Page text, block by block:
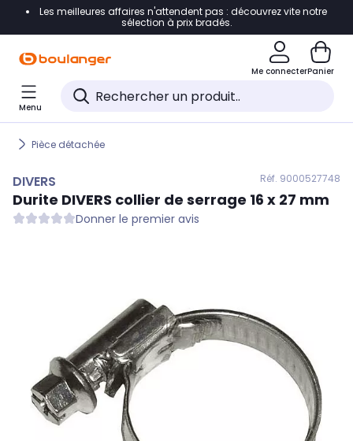
Accéder directement à la navigation
Accéder directement au pied de page
Accéder directement au chatbot
Les meilleures affaires n'attendent pas : découvrez vite notre
sélection à prix bradés.
Me connecterPanier
Menu
Pièce détachée
DIVERS Réf. 9000527748
Durite DIVERS collier de serrage 16 x 27 mm
Donner le premier avis